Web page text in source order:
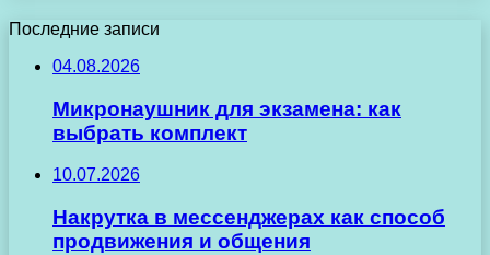
Последние записи
04.08.2026
Микронаушник для экзамена: как
выбрать комплект
10.07.2026
Накрутка в мессенджерах как способ
продвижения и общения